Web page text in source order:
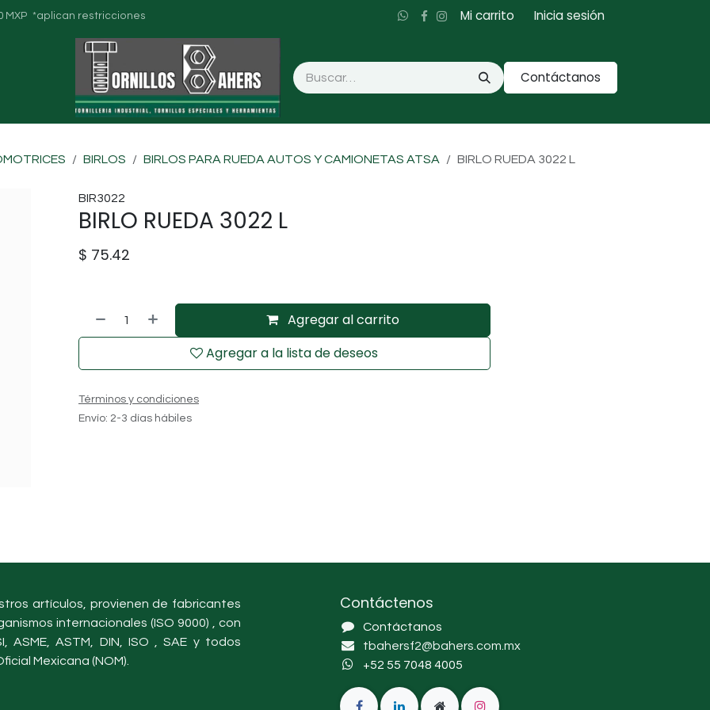
MXP *aplican restricciones Mi carrito Inicia sesión
Contáctanos
BIRLOS BIRLOS PARA RUEDA AUTOS Y CAMIONETAS ATSA BIRLO RUEDA 3022 L
BIR3022
BIRLO RUEDA 3022 L
$ 75.42
Agregar al carrito
Agregar a la lista de deseos
Términos y condiciones
Envío: 2-3 días hábiles
artículos, provienen de fabricantes
internacionales (ISO 9000) , con
ASME, ASTM, DIN, ISO , SAE y todos
Mexicana (NOM).
Contáctenos
Contáctanos
tbahersf2@bahers.com.mx
+52 55 7048 4005